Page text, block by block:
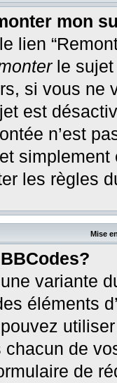
mon
lien
le sujet
si vous ne
est
n’est
les règles
Mise
variante
éléments
de
de